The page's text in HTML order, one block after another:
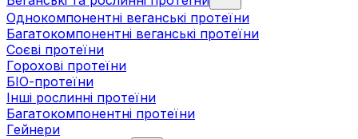
Однокомпонентні веганські протеїни
Багатокомпонентні веганські протеїни
Cоєві протеїни
Горохові протеїни
БІО-протеїни
Інші рослинні протеїни
Багатокомпонентні протеїни
Гейнери